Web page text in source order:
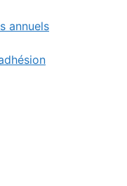
annuels